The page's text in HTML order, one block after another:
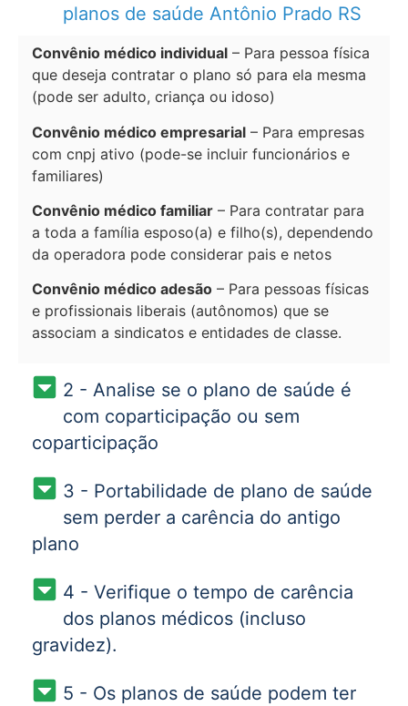
planos de saúde Antônio Prado RS
Convênio médico individual – Para pessoa física
que deseja contratar o plano só para ela mesma
(pode ser adulto, criança ou idoso)
Convênio médico empresarial – Para empresas
com cnpj ativo (pode-se incluir funcionários e
familiares)
Convênio médico familiar – Para contratar para
a toda a família esposo(a) e filho(s), dependendo
da operadora pode considerar pais e netos
Convênio médico adesão – Para pessoas físicas
e profissionais liberais (autônomos) que se
associam a sindicatos e entidades de classe.
2 - Analise se o plano de saúde é
com coparticipação ou sem
coparticipação
3 - Portabilidade de plano de saúde
sem perder a carência do antigo
plano
4 - Verifique o tempo de carência
dos planos médicos (incluso
gravidez).
5 - Os planos de saúde podem ter